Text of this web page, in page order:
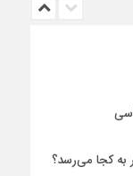
به کجا می‌رسد؟